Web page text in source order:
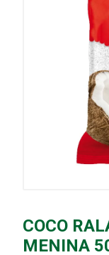
COCO
MENINA